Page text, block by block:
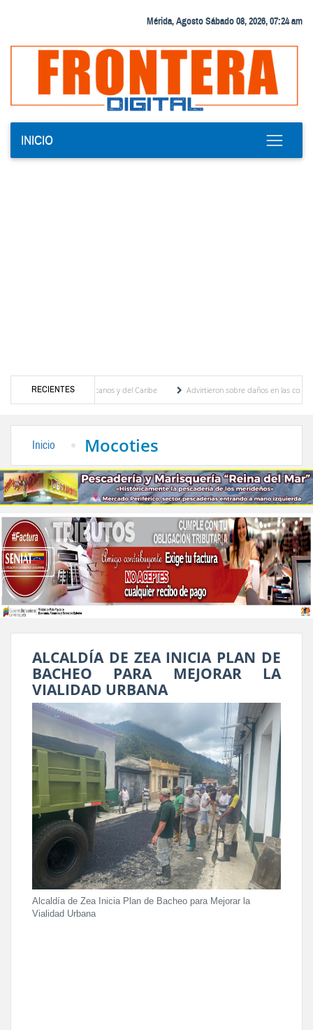
Mérida, Agosto Sábado 08, 2026, 07:24 am
INICIO
RECIENTES
Centroamericanos y del Caribe
Advirtieron sobre daños en las cosechas de
Inicio Mocoties
ALCALDÍA DE ZEA INICIA PLAN DE
BACHEO PARA MEJORAR LA
VIALIDAD URBANA
Alcaldía de Zea Inicia Plan de Bacheo para Mejorar la
Vialidad Urbana